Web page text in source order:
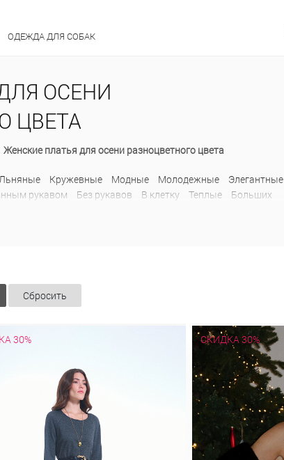
ОДЕЖДА ДЛЯ СОБАК
ОСЕНИ
ЦВЕТА
Женские платья для осени разноцветного цвета
Кружевные Модные Молодежные
Элегантные
рукавом Без рукавов В клетку Теплые
Больших
Сбросить
30% СКИДКА 30%